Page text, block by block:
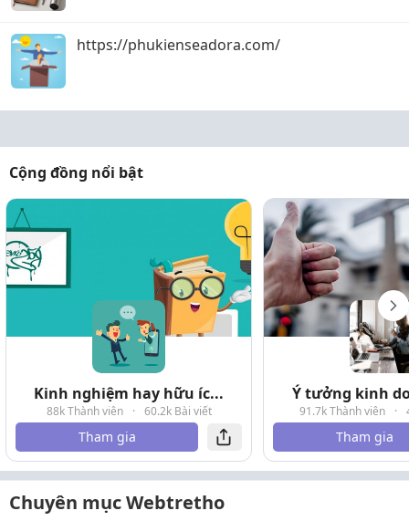
https://phukienseadora.com/
Cộng đồng nổi bật
Kinh nghiệm hay hữu íc...
88k Thành viên · 60.2k Bài viết
Tham gia
Ý tưởng kinh
91.7k Thành viên ·
Tham gia
Chuyên mục Webtretho